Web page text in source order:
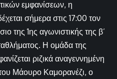
εμφανίσεων, η
σήμερα στις 17:00 τον
της 1ης αγωνιστικής της β’
Η ομάδα της
ριζικά αναγεννημένη
Μάουρο Καμορανέζι, ο